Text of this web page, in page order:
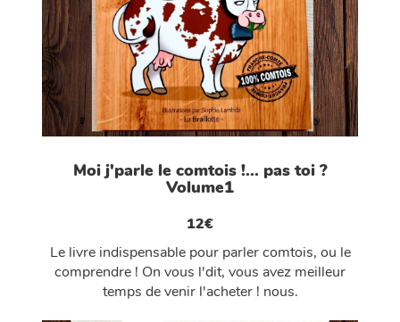
Moi j'parle le comtois !... pas toi ?
Volume1
12€
Le livre indispensable pour parler comtois, ou le
comprendre ! On vous l'dit, vous avez meilleur
temps de venir l'acheter ! nous.